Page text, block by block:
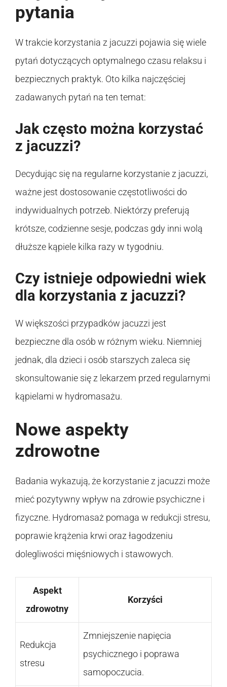
pytania
W trakcie korzystania z jacuzzi pojawia się wiele
pytań dotyczących optymalnego czasu relaksu i
bezpiecznych praktyk. Oto kilka najczęściej
zadawanych pytań na ten temat:
Jak często można korzystać
z jacuzzi?
Decydując się na regularne korzystanie z jacuzzi,
ważne jest dostosowanie częstotliwości do
indywidualnych potrzeb. Niektórzy preferują
krótsze, codzienne sesje, podczas gdy inni wolą
dłuższe kąpiele kilka razy w tygodniu.
Czy istnieje odpowiedni wiek
dla korzystania z jacuzzi?
W większości przypadków jacuzzi jest
bezpieczne dla osób w różnym wieku. Niemniej
jednak, dla dzieci i osób starszych zaleca się
skonsultowanie się z lekarzem przed regularnymi
kąpielami w hydromasażu.
Nowe aspekty
zdrowotne
Badania wykazują, że korzystanie z jacuzzi może
mieć pozytywny wpływ na zdrowie psychiczne i
fizyczne. Hydromasaż pomaga w redukcji stresu,
poprawie krążenia krwi oraz łagodzeniu
dolegliwości mięśniowych i stawowych.
Aspekt
zdrowotny
Korzyści
Redukcja
stresu
Zmniejszenie napięcia
psychicznego i poprawa
samopoczucia.